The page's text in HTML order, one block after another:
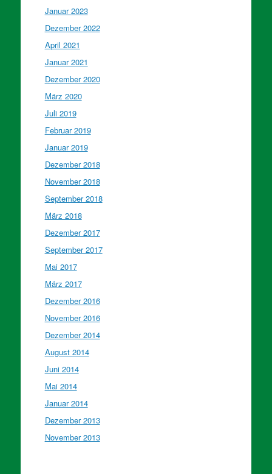
Januar 2023
Dezember 2022
April 2021
Januar 2021
Dezember 2020
März 2020
Juli 2019
Februar 2019
Januar 2019
Dezember 2018
November 2018
September 2018
März 2018
Dezember 2017
September 2017
Mai 2017
März 2017
Dezember 2016
November 2016
Dezember 2014
August 2014
Juni 2014
Mai 2014
Januar 2014
Dezember 2013
November 2013